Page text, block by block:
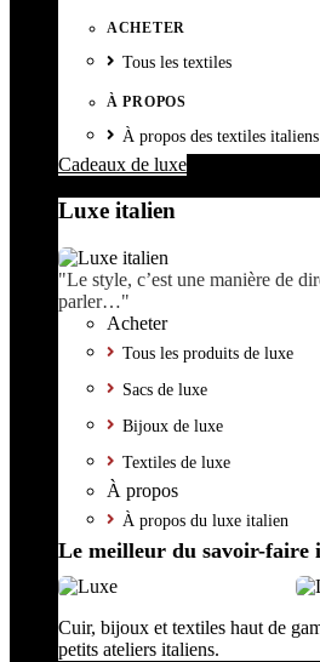
ACHETER
Tous les textiles
À PROPOS
À propos des textiles italiens
Cadeaux de luxe
Luxe italien
"Le style, c’est une manière de
parler…"
Acheter
Tous les produits de luxe
Sacs de luxe
Bijoux de luxe
Textiles de luxe
À propos
À propos du luxe italien
Le meilleur du savoir-faire
Cuir, bijoux et textiles haut de
petits ateliers italiens.